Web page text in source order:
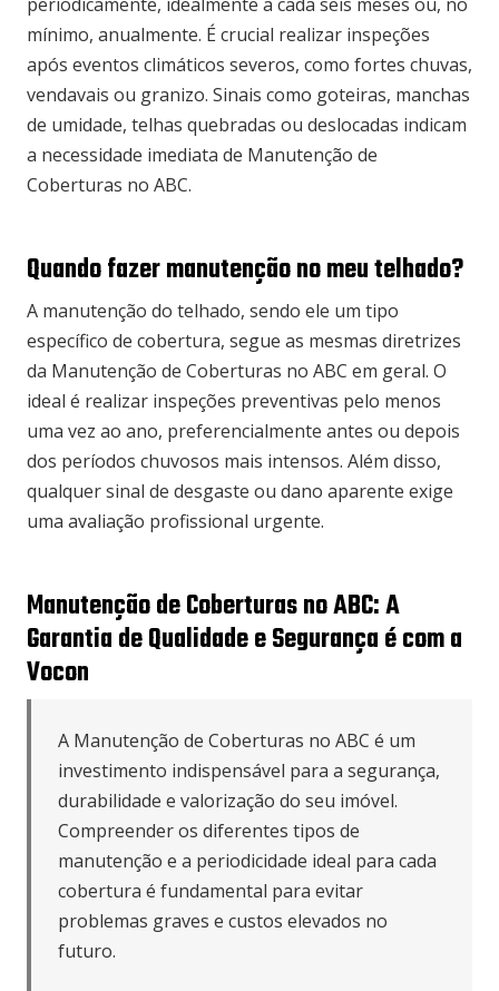
mínimo, anualmente. É crucial realizar inspeções
após eventos climáticos severos, como fortes chuvas,
vendavais ou granizo. Sinais como goteiras, manchas
de umidade, telhas quebradas ou deslocadas indicam
a necessidade imediata de Manutenção de
Coberturas no ABC.
Quando fazer manutenção no meu telhado?
A manutenção do telhado, sendo ele um tipo
específico de cobertura, segue as mesmas diretrizes
da Manutenção de Coberturas no ABC em geral. O
ideal é realizar inspeções preventivas pelo menos
uma vez ao ano, preferencialmente antes ou depois
dos períodos chuvosos mais intensos. Além disso,
qualquer sinal de desgaste ou dano aparente exige
uma avaliação profissional urgente.
Manutenção de Coberturas no ABC: A
Garantia de Qualidade e Segurança é com a
Vocon
A Manutenção de Coberturas no ABC é um
investimento indispensável para a segurança,
durabilidade e valorização do seu imóvel.
Compreender os diferentes tipos de
manutenção e a periodicidade ideal para cada
cobertura é fundamental para evitar
problemas graves e custos elevados no
futuro.